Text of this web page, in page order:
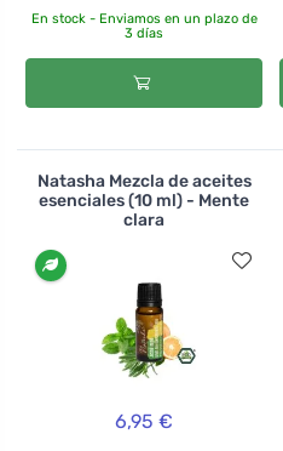
En stock - Enviamos en un plazo de
3 días
Natasha Mezcla de aceites
esenciales (10 ml) - Mente
clara
6,95 €